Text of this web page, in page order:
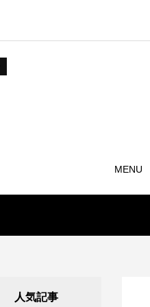
MENU
人気記事